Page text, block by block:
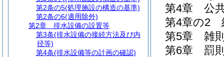
第4章
公
第4章の2
第5章
雑
第6章
罰
第2条の5(処理施設の構造の基準)
第2条の6(適用除外)
第2章
排水設備の設置等
第3条(排水設備の接続方法及び内
径等)
第4条(排水設備等の計画の確認)